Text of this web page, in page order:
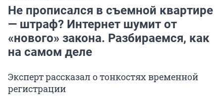
Не прописался в съемной квартире
— штраф? Интернет шумит от
«нового» закона. Разбираемся, как
на самом деле
Эксперт рассказал о тонкостях временной
регистрации